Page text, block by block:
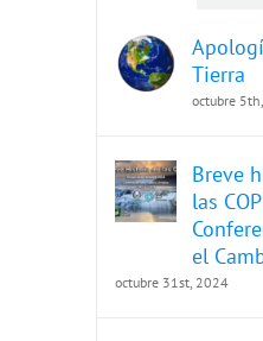
Tierra
octubre
Breve
las
el
octubre 31st, 2024